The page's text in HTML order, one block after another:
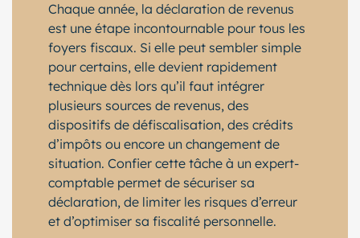
Chaque année, la déclaration de revenus
est une étape incontournable pour tous les
foyers fiscaux. Si elle peut sembler simple
pour certains, elle devient rapidement
technique dès lors qu’il faut intégrer
plusieurs sources de revenus, des
dispositifs de défiscalisation, des crédits
d’impôts ou encore un changement de
situation. Confier cette tâche à un expert-
comptable permet de sécuriser sa
déclaration, de limiter les risques d’erreur
et d’optimiser sa fiscalité personnelle.